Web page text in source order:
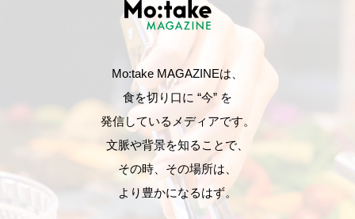
Mo:take MAGAZINEは、
食を切り口に “今” を
発信しているメディアです。
文脈や背景を知ることで、
その時、その場所は、
より豊かになるはず。